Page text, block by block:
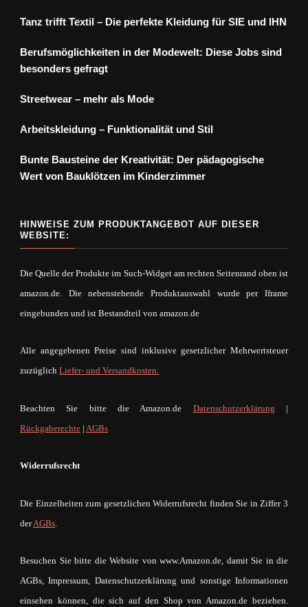
Tanz trifft Textil – Die perfekte Kleidung für SIE und IHN
Berufsmöglichkeiten in der Modewelt: Diese Jobs sind
besonders gefragt
Streetwear – mehr als Mode
Arbeitskleidung – Funktionalität und Stil
Bunte Bausteine der Kreativität: Der pädagogische
Wert von Bauklötzen im Kinderzimmer
HINWEISE ZUM PRODUKTANGEBOT AUF DIESER
WEBSITE:
Die Quelle der Produkte im Such-Widget am rechten Seitenrand oben ist
amazon.de. Die nebenstehende Produktauswahl wurde per Iframe
eingebunden und ist Bestandteil von amazon.de
Alle angegebenen Preise sind inklusive gesetzlicher Mehrwertsteuer
zuzüglich Liefer- und Versandkosten.
Beachten Sie bitte die Amazon.de Datenschutzerklärung |
Rückgaberechte | AGBs
Widerrufsrecht
Die Einzelheiten zum gesetzlichen Widerrufsrecht finden Sie in Ziffer 3
derAGBs
Besuchen Sie bitte die Website von www.Amazon.de, damit Sie in die
AGBs, Impressum, Datenschutzerklärung und sonstige Informationen
einsehen können, die sich auf den Shop von Amazon.de beziehen.